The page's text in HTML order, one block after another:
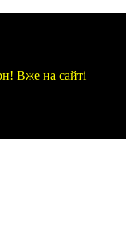
Вже на сайті